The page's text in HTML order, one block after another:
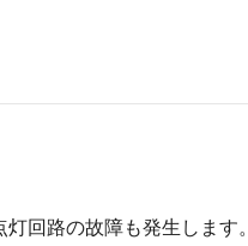
回路の故障も発生します。